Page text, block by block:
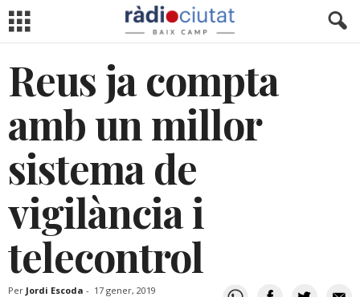
Reus ja compta
amb un millor
sistema de
vigilància i
telecontrol
Per Jordi Escoda - 17 gener, 2019